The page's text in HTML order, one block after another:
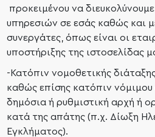
προκειμένου να
υπηρεσιών σε εσάς καθώς και
συνεργάτες, όπως είναι οι
υποστήριξης της ιστοσελίδας
-Κατόπιν νομοθετικής
καθώς επίσης κατόπιν
δημόσια ή ρυθμιστική αρχή ή
κατά της απάτης (π.χ. Δίωξη
Εγκλήματος).